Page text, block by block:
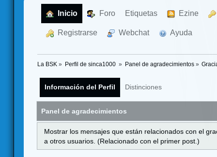
Inicio Foro Etiquetas Ezine
Registrarse Webchat Ayuda
La BSK » Perfil de sinca1000 » Panel de agradecimientos»
Información del Perfil Distinciones
Panel de agradecimientos
Mostrar los mensajes que están relacionados con el
a otros usuarios. (Relacionado con el primer post.)